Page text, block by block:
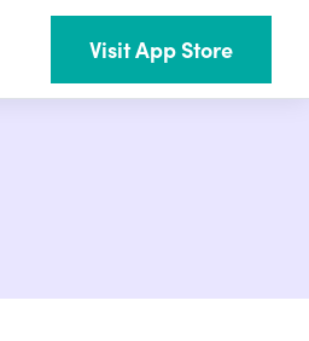
Visit App Store